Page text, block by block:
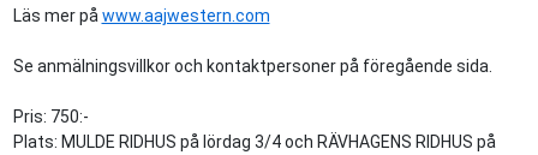
Läs mer på www.aajwestern.com
Se anmälningsvillkor och kontaktpersoner på föregående sida.
Pris: 750:-
Plats: MULDE RIDHUS på lördag 3/4 och RÄVHAGENS RIDHUS på